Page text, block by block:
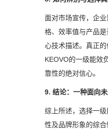
面对市场宣传，企
格、效率值与产品
心技术描述。真正
KEOVO的一级能效
靠性的绝对信心。
9. 结论：一种面向
综上所述，选择一
性及品牌形象的综